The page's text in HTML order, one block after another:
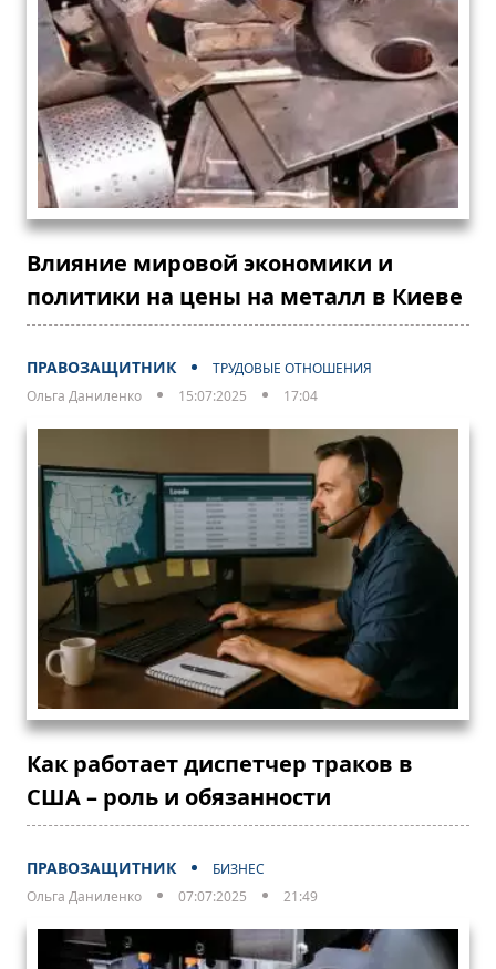
Влияние мировой экономики и
политики на цены на металл в Киеве
ПРАВОЗАЩИТНИК
ТРУДОВЫЕ ОТНОШЕНИЯ
Ольга Даниленко
15:07:2025 17:04
Как работает диспетчер траков в
США – роль и обязанности
ПРАВОЗАЩИТНИК
БИЗНЕС
Ольга Даниленко
07:07:2025 21:49